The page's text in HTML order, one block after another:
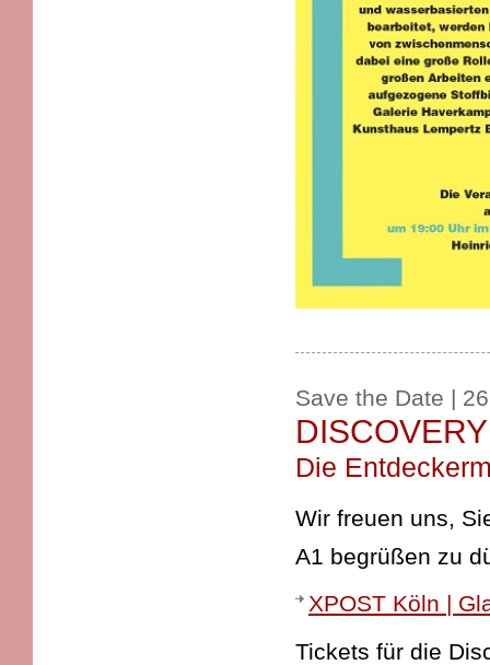
Save the Date |
Die
Wir freuen uns,
A1 begrüßen zu
XPOST Köln |
Tickets für die